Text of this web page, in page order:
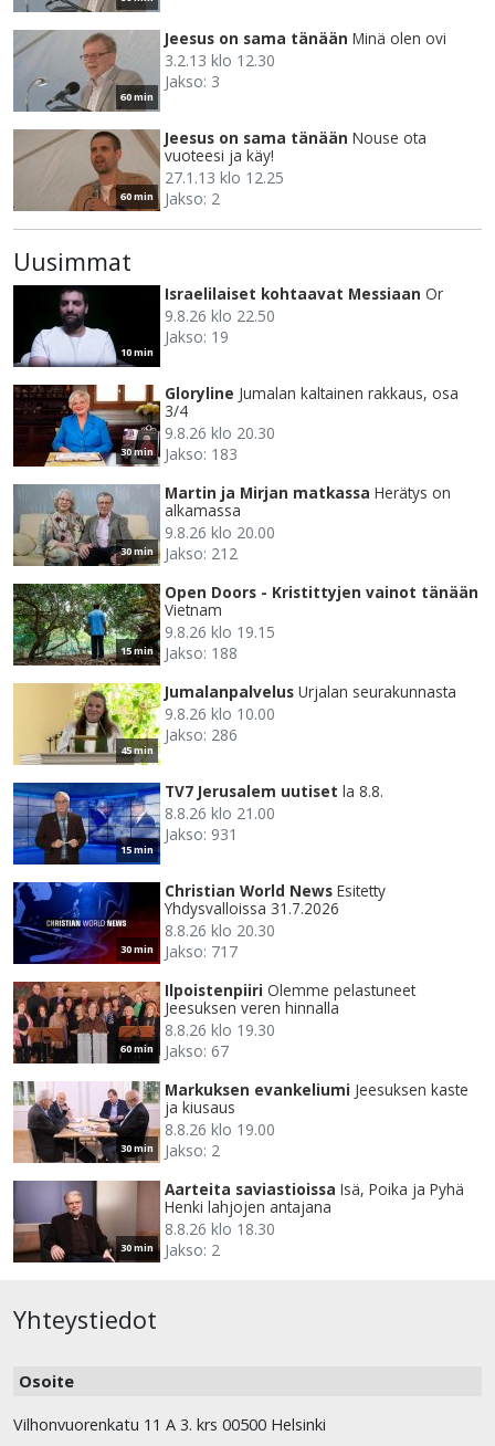
60 min
Jeesus on sama tänään Minä olen ovi
3.2.13 klo 12.30
Jakso: 3
60 min
Jeesus on sama tänään Nouse ota
vuoteesi ja käy!
27.1.13 klo 12.25
Jakso: 2
Uusimmat
10 min
Israelilaiset kohtaavat Messiaan Or
9.8.26 klo 22.50
Jakso: 19
30 min
Gloryline Jumalan kaltainen rakkaus, osa
3/4
9.8.26 klo 20.30
Jakso: 183
30 min
Martin ja Mirjan matkassa Herätys on
alkamassa
9.8.26 klo 20.00
Jakso: 212
15 min
Open Doors - Kristittyjen vainot tänään
Vietnam
9.8.26 klo 19.15
Jakso: 188
45 min
Jumalanpalvelus Urjalan seurakunnasta
9.8.26 klo 10.00
Jakso: 286
15 min
TV7 Jerusalem uutiset la 8.8.
8.8.26 klo 21.00
Jakso: 931
30 min
Christian World News Esitetty
Yhdysvalloissa 31.7.2026
8.8.26 klo 20.30
Jakso: 717
60 min
Ilpoistenpiiri Olemme pelastuneet
Jeesuksen veren hinnalla
8.8.26 klo 19.30
Jakso: 67
30 min
Markuksen evankeliumi Jeesuksen kaste
ja kiusaus
8.8.26 klo 19.00
Jakso: 2
30 min
Aarteita saviastioissa Isä, Poika ja Pyhä
Henki lahjojen antajana
8.8.26 klo 18.30
Jakso: 2
Yhteystiedot
Osoite
Vilhonvuorenkatu 11 A 3. krs 00500 Helsinki